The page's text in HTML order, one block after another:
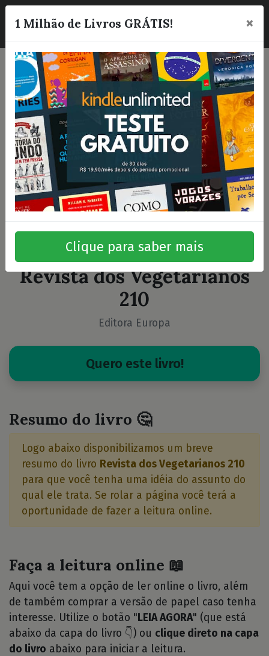
☰
Revista dos Vegetarianos
210
Editora Europa
Quero este livro!
Resumo do livro 🤔
Logo abaixo disponibilizamos um breve
resumo do livro Revista dos Vegetarianos 210
para que você tenha uma idéia do assunto do
qual ele trata. Se rolar a página você terá a
oportunidade de fazer a leitura online.
Faça a leitura online 📖
Aqui você tem a opção de ler online o livro, além
de também comprar a versão de papel caso tenha
interesse. Utilize o botão " LEIA AGORA" (que está
abaixo da capa do livro 👇) ou clique direto na capa
do livro abaixo para iniciar a leitura.
1 Milhão de Livros GRÁTIS! ×
Clique para saber mais